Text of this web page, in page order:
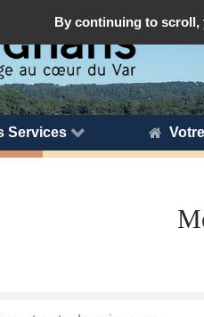
Services
By continuing to scroll,